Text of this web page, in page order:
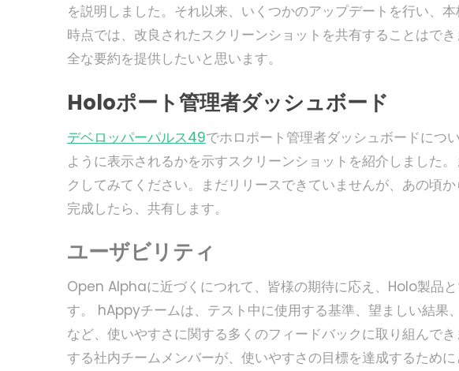
を説明しました。それ以来、いくつかのアップデートを行い、
時点では、改良されたスクリーンショットを共有することはで
全な要約を提供したいと思います。
Holoポート管理者ダッシュボード
デベロッパーパルス49でホロポート管理者ダッシュボードについ
ように表示されるかを示すスクリーンショットを紹介しました
クしてみてください。まだリリースできていませんが、あの頃
完成したら、共有します。
ユーザビリティ
Open Alphaに近づくにつれて、皆様の期待に応え、Holo製品
す。 hAppyチームは、テスト中に使用する基準、望ましい結果
など、使いやすさに関する多くのフィードバックに取り組んで
する社内チームメンバーが、使いやすさの目標を達成するため